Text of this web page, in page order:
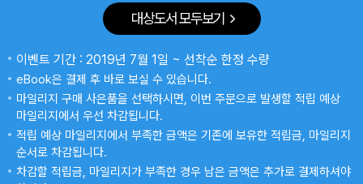
대상도서 모두보기
이벤트 기간 : 2019년 7월 1일 ~ 선착순 한정 수량
eBook은 결제 후 바로 보실 수 있습니다.
마일리지 구매 사은품을 선택하시면, 이번 주문으로 발생할 적립 예상
마일리지에서 우선 차감됩니다.
적립 예상 마일리지에서 부족한 금액은 기존에 보유한 적립금, 마일리지
순서로 차감됩니다.
차감할 적립금, 마일리지가 부족한 경우 남은 금액은 추가로 결제하셔야